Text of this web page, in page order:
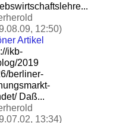
12:50)
Artikel
ikb-
2019
berliner-
arkt-
Daß...
13:34)